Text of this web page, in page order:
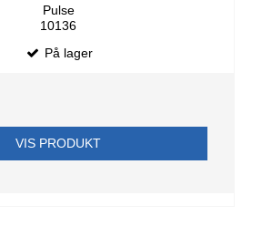
Pulse
10136
På lager
VIS PRODUKT